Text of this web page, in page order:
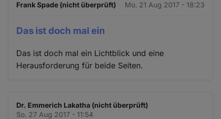
Frank Spade (nicht überprüft) Mo. 21 Aug 2017 - 18:23
Das ist doch mal ein
Das ist doch mal ein Lichtblick und eine
Herausforderung für beide Seiten.
Dr. Emmerich Lakatha (nicht überprüft)
So. 27 Aug 2017 - 11:54